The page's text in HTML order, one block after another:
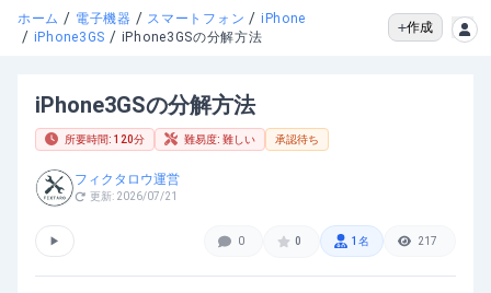
ホーム / 電子機器 / スマートフォン / iPhone
/ iPhone3GS / iPhone3GSの分解方法
作成
iPhone3GSの分解方法
所要時間: 120分 難易度: 難しい 承認待ち
フィクタロウ運営
更新: 2026/07/21
▶ 0 0 1 名 217